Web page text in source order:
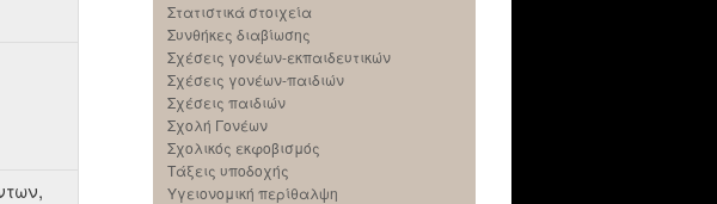
Στατιστικά στοιχεία
Συνθήκες διαβίωσης
Σχέσεις γονέων-εκπαιδευτικών
Σχέσεις γονέων-παιδιών
Σχέσεις παιδιών
Σχολή Γονέων
Σχολικός εκφοβισμός
Τάξεις υποδοχής
Υγειονομική περίθαλψη